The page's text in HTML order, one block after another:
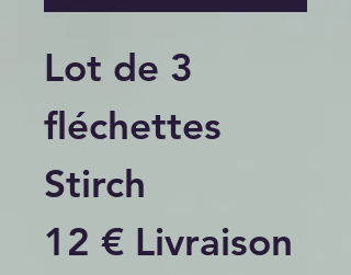
Lot de 3
fléchettes
Stirch
12 € Livraison